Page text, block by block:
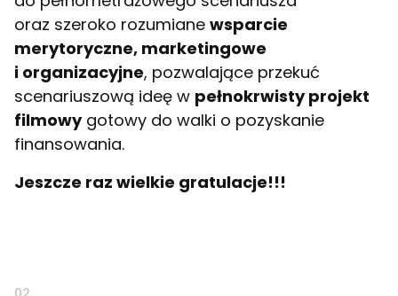
oraz szeroko rozumiane wsparcie
merytoryczne, marketingowe
i organizacyjne, pozwalające przekuć
scenariuszową ideę w pełnokrwisty projekt
filmowygotowy do walki o pozyskanie
finansowania.
Jeszcze raz wielkie gratulacje!!!